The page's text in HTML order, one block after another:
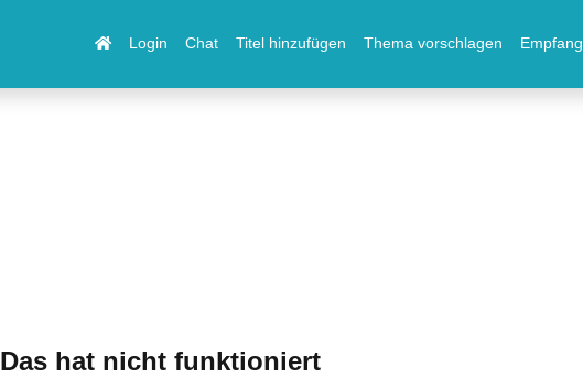
Login Chat Titel hinzufügen Thema vorschlagen Empfang
Das hat nicht funktioniert